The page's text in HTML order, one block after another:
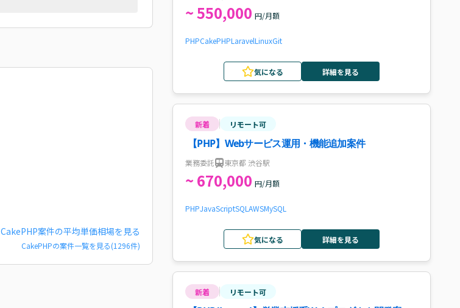
CakePHP案件の平均単価相場を見る
CakePHPの案件一覧を見る(1296件)
~ 550,000 円/月額
PHPCakePHPLaravelLinuxGit
気になる 詳細を見る
新着 リモート可
【PHP】Webサービス運用・機能追加案件
業務委託 東京都 渋谷駅
~ 670,000 円/月額
PHPJavaScriptSQL AWSMySQL
気になる 詳細を見る
新着 リモート可